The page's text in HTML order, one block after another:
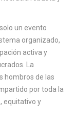
un evento
organizado,
activa y
La
hombros de las
por toda la
equitativo y